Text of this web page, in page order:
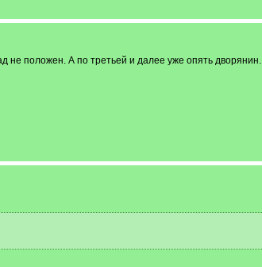
не положен. А по третьей и далее уже опять дворянин.